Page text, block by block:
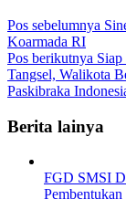
Pos sebelumnya
Koarmada RI
Pos berikutnya
Tangsel, Walikota
Paskibraka
Berita lainya
FGD SMSI